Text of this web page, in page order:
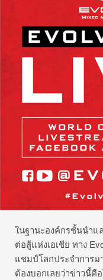
ในฐานะองค์กรชั้นนำ
ต่อสู้แห่งเอเชีย ทาง
แชมป์โลกประจำการ
ต้องบอกเลยว่าข่าวนี้คื